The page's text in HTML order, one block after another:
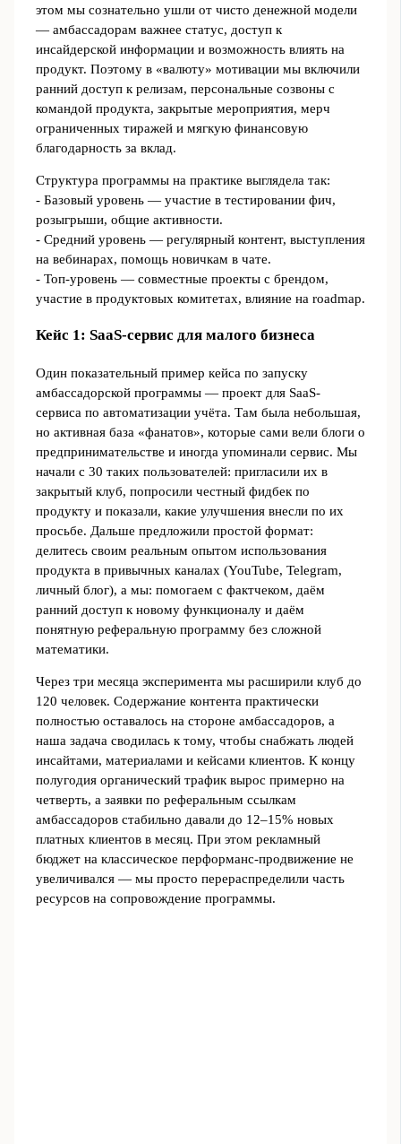
этом мы сознательно ушли от чисто денежной модели
— амбассадорам важнее статус, доступ к
инсайдерской информации и возможность влиять на
продукт. Поэтому в «валюту» мотивации мы включили
ранний доступ к релизам, персональные созвоны с
командой продукта, закрытые мероприятия, мерч
ограниченных тиражей и мягкую финансовую
благодарность за вклад.
Структура программы на практике выглядела так:
- Базовый уровень — участие в тестировании фич,
розыгрыши, общие активности.
- Средний уровень — регулярный контент, выступления
на вебинарах, помощь новичкам в чате.
- Топ-уровень — совместные проекты с брендом,
участие в продуктовых комитетах, влияние на roadmap.
Кейс 1: SaaS-сервис для малого бизнеса
Один показательный пример кейса по запуску
амбассадорской программы — проект для SaaS-
сервиса по автоматизации учёта. Там была небольшая,
но активная база «фанатов», которые сами вели блоги о
предпринимательстве и иногда упоминали сервис. Мы
начали с 30 таких пользователей: пригласили их в
закрытый клуб, попросили честный фидбек по
продукту и показали, какие улучшения внесли по их
просьбе. Дальше предложили простой формат:
делитесь своим реальным опытом использования
продукта в привычных каналах (YouTube, Telegram,
личный блог), а мы: помогаем с фактчеком, даём
ранний доступ к новому функционалу и даём
понятную реферальную программу без сложной
математики.
Через три месяца эксперимента мы расширили клуб до
120 человек. Содержание контента практически
полностью оставалось на стороне амбассадоров, а
наша задача сводилась к тому, чтобы снабжать людей
инсайтами, материалами и кейсами клиентов. К концу
полугодия органический трафик вырос примерно на
четверть, а заявки по реферальным ссылкам
амбассадоров стабильно давали до 12–15% новых
платных клиентов в месяц. При этом рекламный
бюджет на классическое перформанс-продвижение не
увеличивался — мы просто перераспределили часть
ресурсов на сопровождение программы.